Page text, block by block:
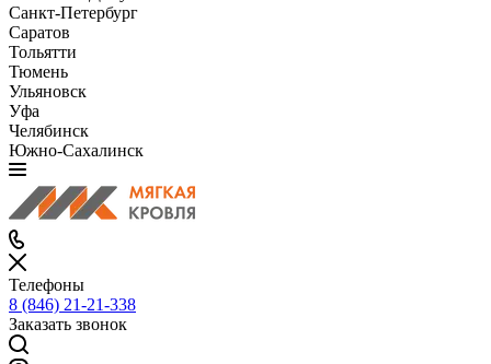
Санкт-Петербург
Саратов
Тольятти
Тюмень
Ульяновск
Уфа
Челябинск
Южно-Сахалинск
Телефоны
8 (846) 21-21-338
Заказать звонок